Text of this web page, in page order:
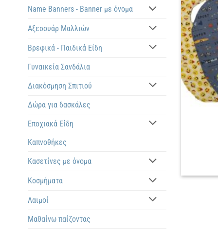
Name Banners - Banner με όνομα
Αξεσουάρ Μαλλιών
Βρεφικά - Παιδικά Είδη
Γυναικεία Σανδάλια
Διακόσμηση Σπιτιού
Δώρα για δασκάλες
Εποχιακά Είδη
Καπνοθήκες
Κασετίνες με όνομα
Κοσμήματα
Λαιμοί
Μαθαίνω παίζοντας